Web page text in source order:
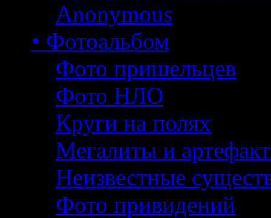
Anonymous
• Фотоальбом
Фото пришельцев
Фото НЛО
Круги на полях
Мегалиты и
Неизвестные
Фото привидений